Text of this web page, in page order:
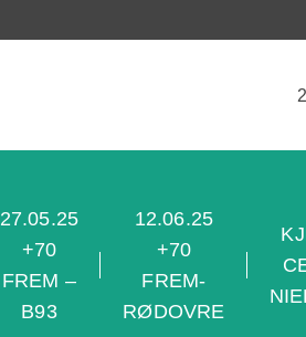
27.05.25
+70
FREM –
B93
12.06.25
+70
FREM-
RØDOVRE